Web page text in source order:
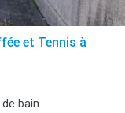
et Tennis à
bain.